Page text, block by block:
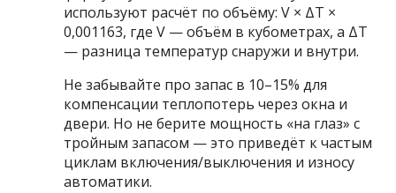
используют расчёт по объёму: V × ΔT ×
0,001163, где V — объём в кубометрах, а ΔT
— разница температур снаружи и внутри.
Не забывайте про запас в 10–15% для
компенсации теплопотерь через окна и
двери. Но не берите мощность «на глаз» с
тройным запасом — это приведёт к частым
циклам включения/выключения и износу
автоматики.